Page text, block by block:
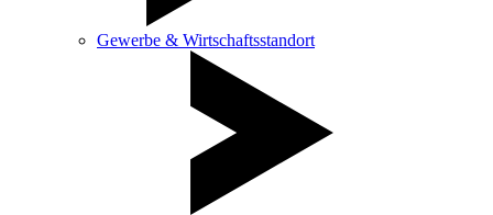
Gewerbe & Wirtschaftsstandort